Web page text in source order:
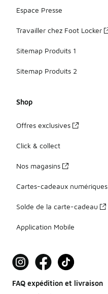
Espace Presse
Travailler chez Foot Locker
Sitemap Produits 1
Sitemap Produits 2
Shop
Offres exclusives
Click & collect
Nos magasins
Cartes-cadeaux numériques
Solde de la carte-cadeau
Application Mobile
FAQ expédition et livraison